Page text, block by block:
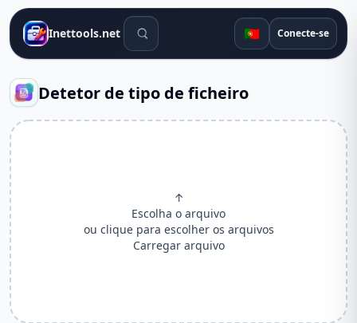
Inettools.net Ferramentas de pesquisa
🇵🇹 Conecte-se
Detetor de tipo de ficheiro
↑
Escolha o arquivo
ou clique para escolher os arquivos
Carregar arquivo